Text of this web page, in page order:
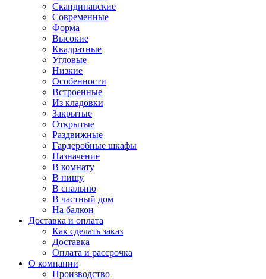
Скандинавские
Современные
Форма
Высокие
Квадратные
Угловые
Низкие
Особенности
Встроенные
Из кладовки
Закрытые
Открытые
Раздвижные
Гардеробные шкафы
Назначение
В комнату
В нишу
В спальню
В частный дом
На балкон
Доставка и оплата
Как сделать заказ
Доставка
Оплата и рассрочка
О компании
Производство